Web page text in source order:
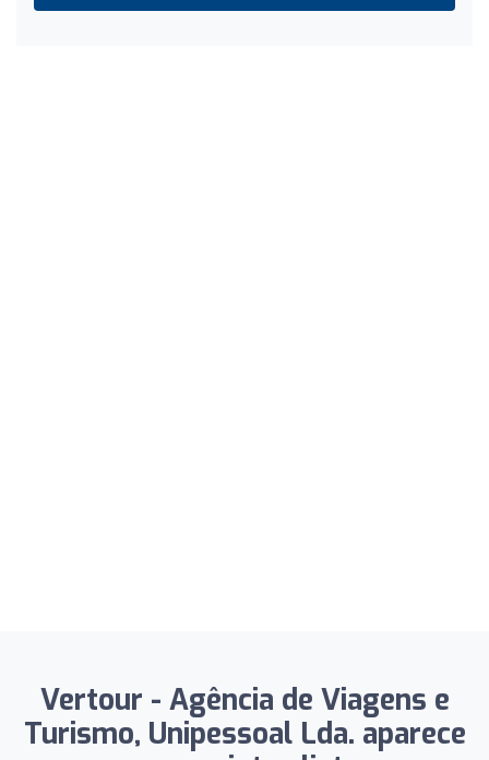
Vertour - Agência de Viagens e
Turismo, Unipessoal Lda. aparece